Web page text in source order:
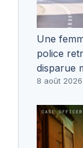
Une
police
disparue
8 août 2026